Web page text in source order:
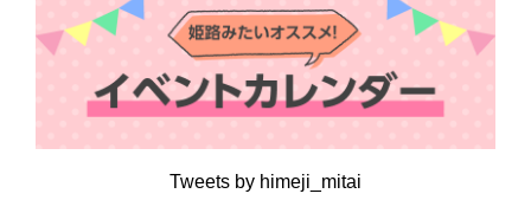
Tweets by himeji_mitai